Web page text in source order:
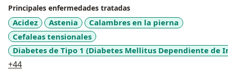
Principales enfermedades tratadas
Acidez Astenia
Calambres en la pierna
Cefaleas tensionales
Diabetes de Tipo 1 (Diabetes Mellitus Dependiente de
+44a11y_sr_more_diseases